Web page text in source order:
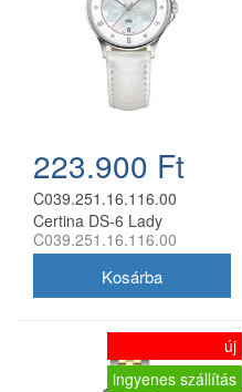
223.900 Ft
C039.251.16.116.00
Certina DS-6 Lady
Diamonds női analóg karóra
C039.251.16.116.00
új
ingyenes szállítás